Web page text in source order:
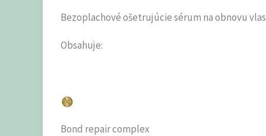
Bezoplachové ošetrujúcie sérum na obnovu
Obsahuje:
Bond repair complex